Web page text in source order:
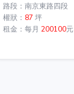
路段：南京東路四段
權狀： 87 坪
租金：每月 200100元